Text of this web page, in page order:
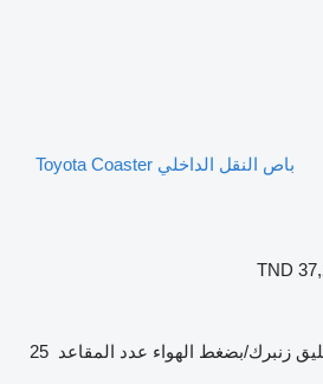
باص النقل الداخلي Toyota Coaster
TND
زنبرك/بضغط الهواء عدد المقاعد 25